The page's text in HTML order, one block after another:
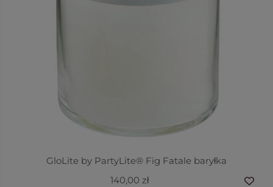
GloLite by PartyLite® Fig Fatale baryłka
140,00 zł